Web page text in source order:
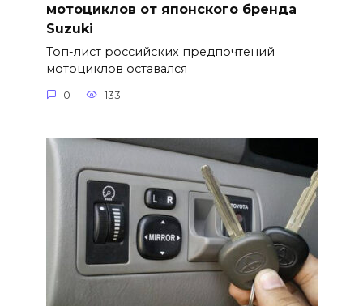
мотоциклов от японского бренда
Suzuki
Топ-лист российских предпочтений
мотоциклов оставался
0 133